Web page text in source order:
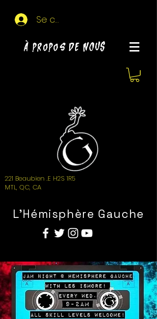
Se connecter
À propos de NOUS
221 Beaubien .E H2S 1R5
MTL, QC, CA
L'Hémisphère Gauche